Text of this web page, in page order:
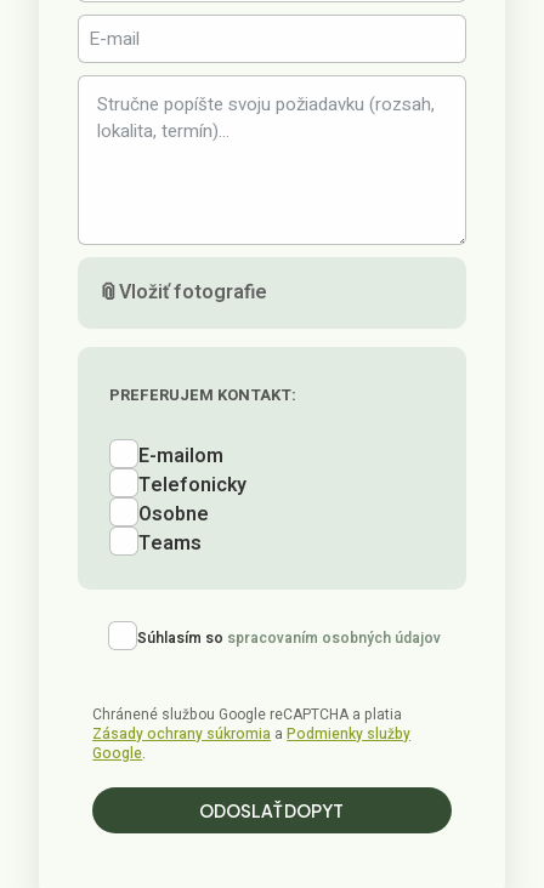
📎Vložiť fotografie
PREFERUJEM KONTAKT:
E-mailom
Telefonicky
Osobne
Teams
Súhlasím so spracovaním osobných údajov
Chránené službou Google reCAPTCHA a platia
Zásady ochrany súkromia aPodmienky služby
Google.